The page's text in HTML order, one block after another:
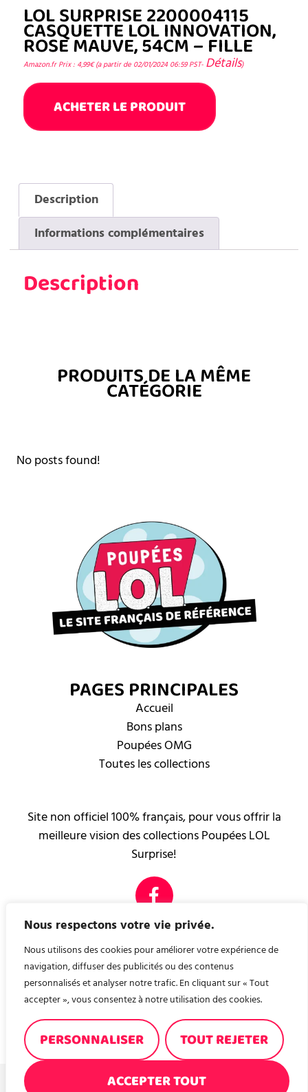
Nous respectons votre vie privée.
Nous utilisons des cookies pour améliorer votre expérience de
navigation, diffuser des publicités ou des contenus
personnalisés et analyser notre trafic. En cliquant sur « Tout
accepter », vous consentez à notre utilisation des cookies.
PERSONNALISER
TOUT REJETER
ACCEPTER TOUT
LOL SURPRISE 2200004115
CASQUETTE LOL INNOVATION,
ROSE MAUVE, 54CM – FILLE
Amazon.fr Prix : 4,99€(a partir de 02/01/2024 06:59 PST- Détails)
ACHETER LE PRODUIT
Description
Informations complémentaires
Description
PRODUITS DE LA MÊME
CATÉGORIE
No posts found!
PAGES PRINCIPALES
Accueil
Bons plans
Poupées OMG
Toutes les collections
Site non officiel 100% français, pour vous offrir la
meilleure vision des collections Poupées LOL
Surprise!
PAGES LÉGALES
Mentions légales
Contact
Nous avons créé, pour vous, un site de recette de
cuisine ! A consommer sans modération ! recettes-en-
familles.fr
© 2026, POUPÉES LOL BLOG NON OFFICIEL - TOUS DROITS RÉSERVÉS